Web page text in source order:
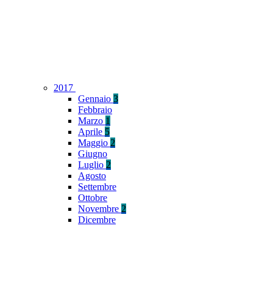
2017
Gennaio 3
Febbraio
Marzo 1
Aprile 5
Maggio 2
Giugno
Luglio 2
Agosto
Settembre
Ottobre
Novembre 2
Dicembre